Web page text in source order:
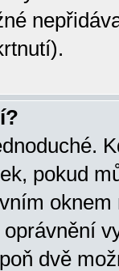
pokud
oknem
dvě